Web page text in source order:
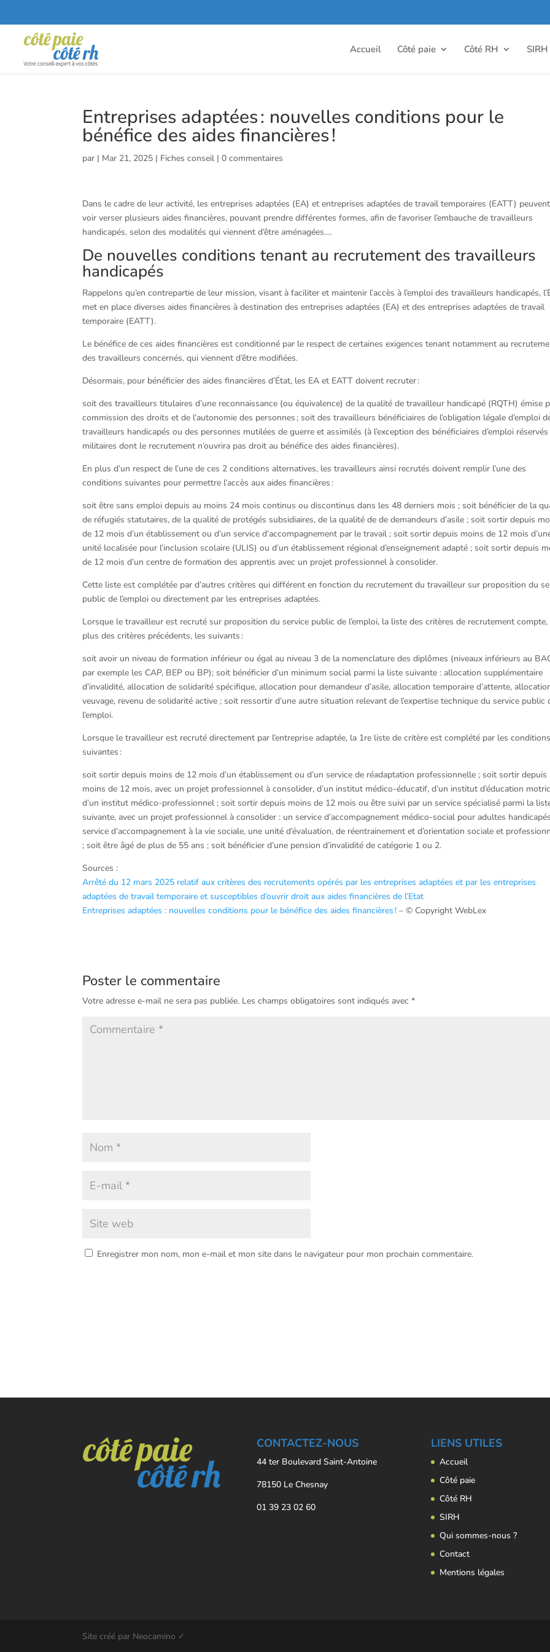
Accueil Côté paie Côté RH SIRH
Entreprises adaptées : nouvelles conditions pour le
bénéfice des aides financières !
par | Mar 21, 2025 | Fiches conseil |0 commentaires
Dans le cadre de leur activité, les entreprises adaptées (EA) et entreprises adaptées de travail temporaires (EATT)
voir verser plusieurs aides financières, pouvant prendre différentes formes, afin de favoriser l’embauche de travailleurs
handicapés, selon des modalités qui viennent d’être aménagées….
De nouvelles conditions tenant au recrutement des travailleurs
handicapés
Rappelons qu’en contrepartie de leur mission, visant à faciliter et maintenir l’accès à l’emploi des travailleurs handicapés,
met en place diverses aides financières à destination des entreprises adaptées (EA) et des entreprises adaptées de travail
temporaire (EATT).
Le bénéfice de ces aides financières est conditionné par le respect de certaines exigences tenant notamment au
des travailleurs concernés, qui viennent d’être modifiées.
Désormais, pour bénéficier des aides financières d’État, les EA et EATT doivent recruter :
soit des travailleurs titulaires d’une reconnaissance (ou équivalence) de la qualité de travailleur handicapé (RQTH) émise
commission des droits et de l’autonomie des personnes ; soit des travailleurs bénéficiaires de l’obligation légale d’emploi
travailleurs handicapés ou des personnes mutilées de guerre et assimilés (à l’exception des bénéficiaires d’emploi
militaires dont le recrutement n’ouvrira pas droit au bénéfice des aides financières).
En plus d’un respect de l’une de ces 2 conditions alternatives, les travailleurs ainsi recrutés doivent remplir l’une des
conditions suivantes pour permettre l’accès aux aides financières :
soit être sans emploi depuis au moins 24 mois continus ou discontinus dans les 48 derniers mois ; soit bénéficier de la
de réfugiés statutaires, de la qualité de protégés subsidiaires, de la qualité de de demandeurs d’asile ; soit sortir depuis
de 12 mois d’un établissement ou d’un service d’accompagnement par le travail ; soit sortir depuis moins de 12 mois
unité localisée pour l’inclusion scolaire (ULIS) ou d’un établissement régional d’enseignement adapté ; soit sortir depuis
de 12 mois d’un centre de formation des apprentis avec un projet professionnel à consolider.
Cette liste est complétée par d’autres critères qui différent en fonction du recrutement du travailleur sur proposition du
public de l’emploi ou directement par les entreprises adaptées.
Lorsque le travailleur est recruté sur proposition du service public de l’emploi, la liste des critères de recrutement compte,
plus des critères précédents, les suivants :
soit avoir un niveau de formation inférieur ou égal au niveau 3 de la nomenclature des diplômes (niveaux inférieurs au
par exemple les CAP, BEP ou BP); soit bénéficier d’un minimum social parmi la liste suivante : allocation supplémentaire
d’invalidité, allocation de solidarité spécifique, allocation pour demandeur d’asile, allocation temporaire d’attente,
veuvage, revenu de solidarité active ; soit ressortir d’une autre situation relevant de l’expertise technique du service public
l’emploi.
Lorsque le travailleur est recruté directement par l’entreprise adaptée, la 1re liste de critère est complété par les
suivantes :
soit sortir depuis moins de 12 mois d’un établissement ou d’un service de réadaptation professionnelle ; soit sortir depuis
moins de 12 mois, avec un projet professionnel à consolider, d’un institut médico-éducatif, d’un institut d’éducation
d’un institut médico-professionnel ; soit sortir depuis moins de 12 mois ou être suivi par un service spécialisé parmi la
suivante, avec un projet professionnel à consolider : un service d’accompagnement médico-social pour adultes
service d’accompagnement à la vie sociale, une unité d’évaluation, de réentrainement et d’orientation sociale et
; soit être âgé de plus de 55 ans ; soit bénéficier d’une pension d’invalidité de catégorie 1 ou 2.
Sources :
Arrêté du 12 mars 2025 relatif aux critères des recrutements opérés par les entreprises adaptées et par les entreprises
adaptées de travail temporaire et susceptibles d’ouvrir droit aux aides financières de l’Etat
Entreprises adaptées : nouvelles conditions pour le bénéfice des aides financières ! – © Copyright WebLex
Poster le commentaire
Votre adresse e-mail ne sera pas publiée. Les champs obligatoires sont indiqués avec*
Enregistrer mon nom, mon e-mail et mon site dans le navigateur pour mon prochain commentaire.
CONTACTEZ-NOUS
44 ter Boulevard Saint-Antoine
78150 Le Chesnay
01 39 23 02 60
LIENS UTILES
Accueil
Côté paie
Côté RH
SIRH
Qui sommes-nous ?
Contact
Mentions légales
Site créé par Neocamino ✓